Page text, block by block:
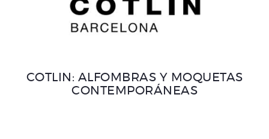
COTLIN: ALFOMBRAS Y MOQUETAS
CONTEMPORÁNEAS